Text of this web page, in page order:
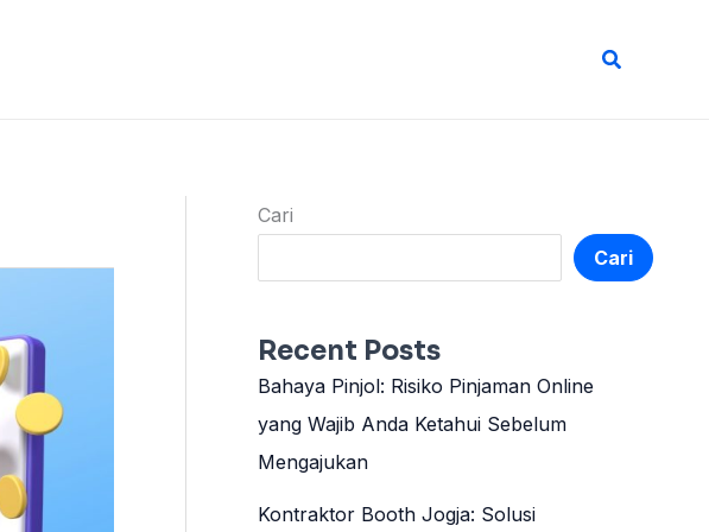
Cari
Cari
Cari
Recent Posts
Bahaya Pinjol: Risiko Pinjaman Online
yang Wajib Anda Ketahui Sebelum
Mengajukan
Kontraktor Booth Jogja: Solusi